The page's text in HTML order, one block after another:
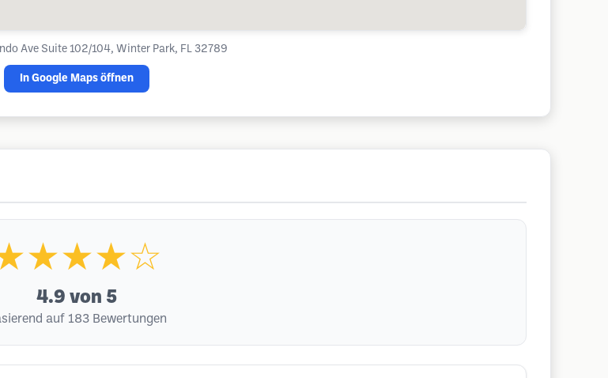
Ave Suite 102/104, Winter Park, FL 32789
In Google Maps öffnen
4.9 von 5
auf 183 Bewertungen